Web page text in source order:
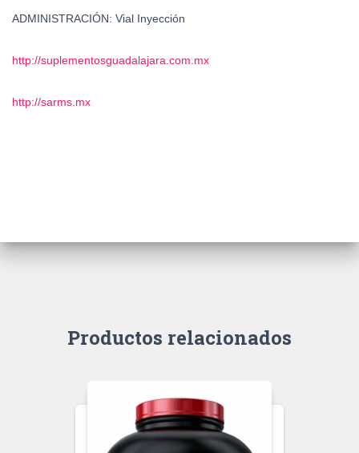
ADMINISTRACIÓN: Vial Inyección
http://suplementosguadalajara.com.mx
http://sarms.mx
Productos relacionados